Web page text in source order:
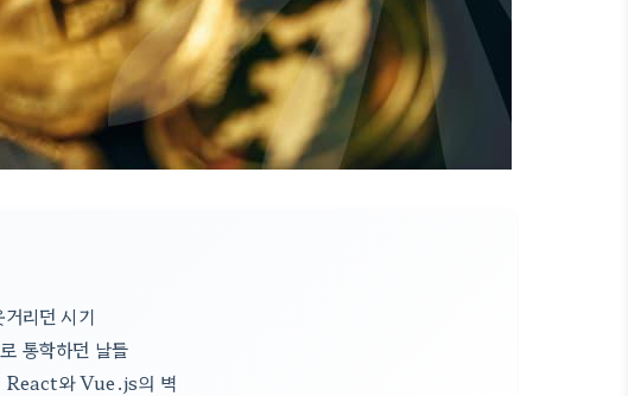
리던 시기
통학하던 날들
React와 Vue.js의 벽